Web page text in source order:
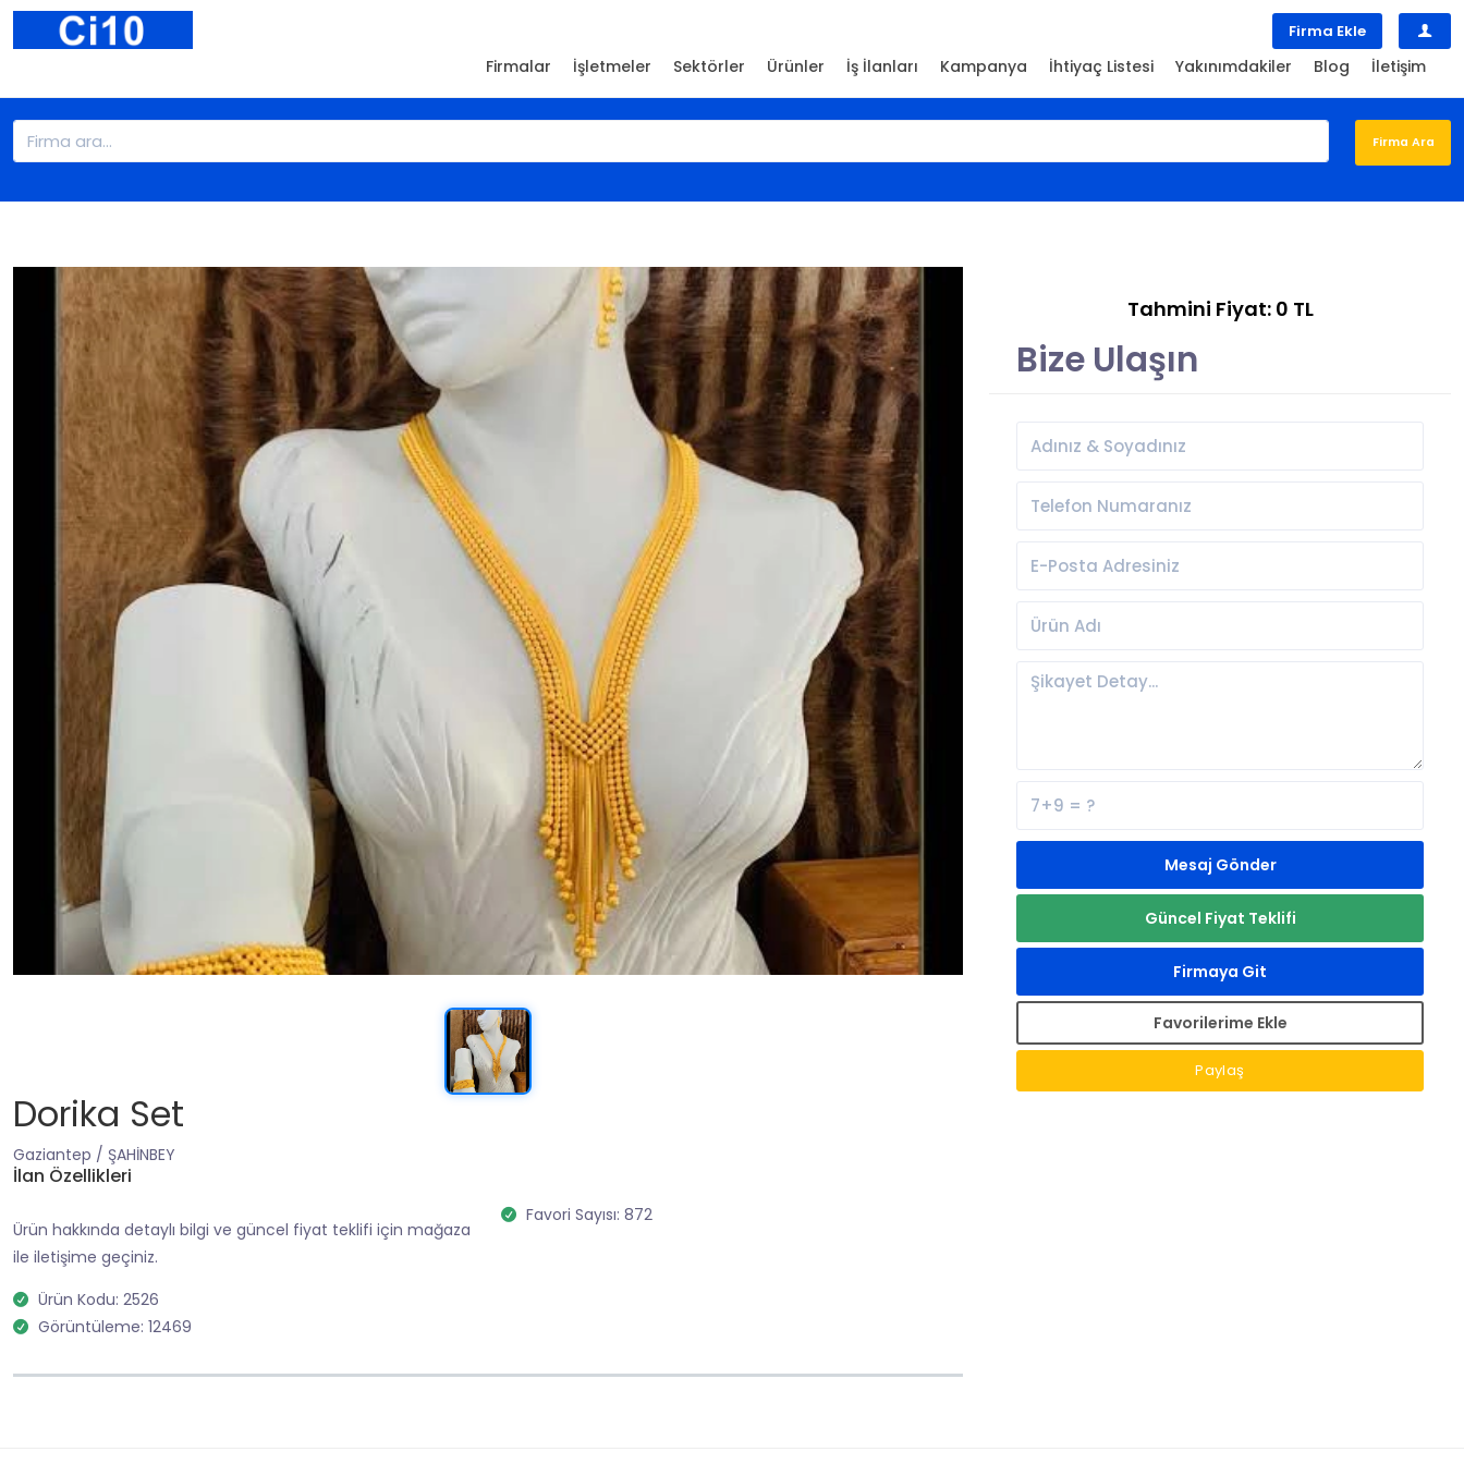
Firma Ekle
Firmalar İşletmeler Sektörler Ürünler İş İlanları Kampanya İhtiyaç Listesi Yakınımdakiler Blog İletişim
Dorika Set
Gaziantep / ŞAHİNBEY
İlan Özellikleri
Ürün hakkında detaylı bilgi ve güncel fiyat teklifi için mağaza
ile iletişime geçiniz.
Ürün Kodu: 2526
Görüntüleme: 12469
Favori Sayısı: 872
Tahmini Fiyat: 0 TL
Bize Ulaşın
Mesaj Gönder
Güncel Fiyat Teklifi
Firmaya Git
Favorilerime Ekle
Paylaş